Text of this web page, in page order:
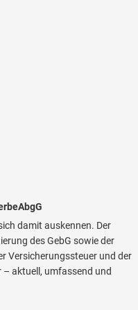
damit auskennen. Der
des GebG sowie der
Versicherungssteuer und der
aktuell, umfassend und